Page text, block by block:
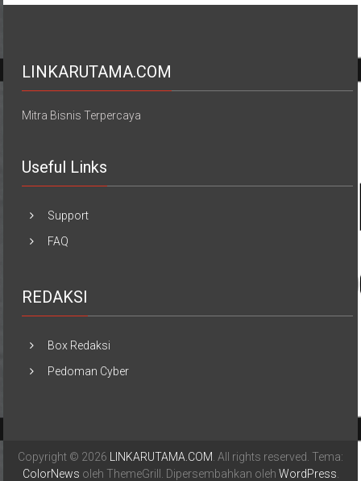
LINKARUTAMA.COM
Mitra Bisnis Terpercaya
Useful Links
Support
FAQ
REDAKSI
Box Redaksi
Pedoman Cyber
Copyright © 2026 LINKARUTAMA.COM. All rights reserved. Tema:
ColorNews oleh ThemeGrill. Dipersembahkan oleh WordPress.